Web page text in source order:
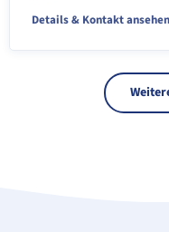
Details & Kontakt